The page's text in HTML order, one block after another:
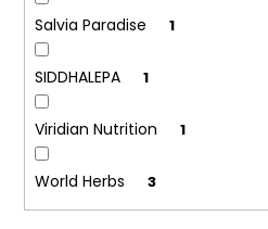
Salvia Paradise 1
SIDDHALEPA 1
Viridian Nutrition 1
World Herbs 3
m